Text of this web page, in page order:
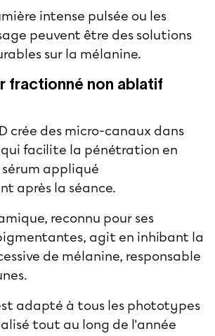
intense pulsée ou les
peuvent être des solutions
sur la mélanine.
fractionné non ablatif
crée des micro-canaux dans
facilite la pénétration en
appliqué
après la séance.
reconnu pour ses
agit en inhibant la
de mélanine, responsable
adapté à tous les phototypes
tout au long de l'année